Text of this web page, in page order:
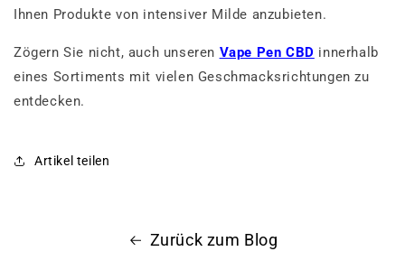
Ihnen Produkte von intensiver Milde anzubieten.
Zögern Sie nicht, auch unseren Vape Pen CBD innerhalb
eines Sortiments mit vielen Geschmacksrichtungen zu
entdecken.
Artikel teilen
Zurück zum Blog